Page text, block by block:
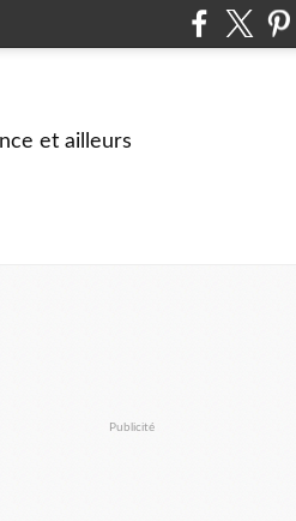
et ailleurs
Publicité